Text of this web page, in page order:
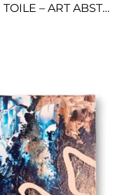
TRANSITION – PEINTURE SUR TOILE – ART ABSTRAIT